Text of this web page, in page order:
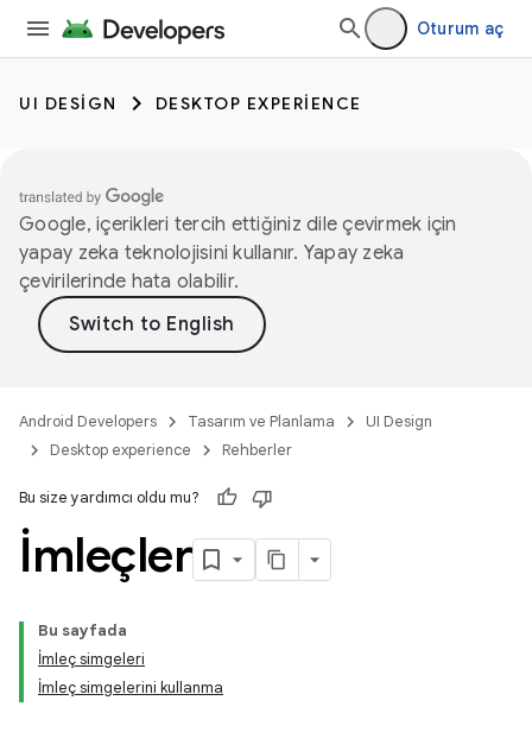
Oturum aç
UI DESIGN DESKTOP EXPERIENCE
Google, içerikleri tercih ettiğiniz dile çevirmek için
yapay zeka teknolojisini kullanır. Yapay zeka
çevirilerinde hata olabilir.
Android Developers Tasarım ve Planlama
UI Design
Desktop experience
Rehberler
Bu size yardımcı oldu mu?
İmleçler
Bu sayfada
İmleç simgeleri
İmleç simgelerini kullanma